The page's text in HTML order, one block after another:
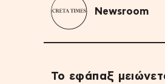
Newsroom
Το εφάπαξ